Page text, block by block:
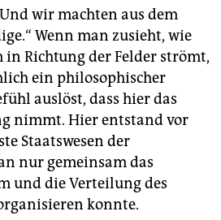
wir machten aus dem
Wenn man zusieht, wie
in Richtung der Felder strömt,
ein philosophischer
auslöst, dass hier das
nimmt. Hier entstand vor
Staatswesen der
nur gemeinsam das
und die Verteilung des
konnte.